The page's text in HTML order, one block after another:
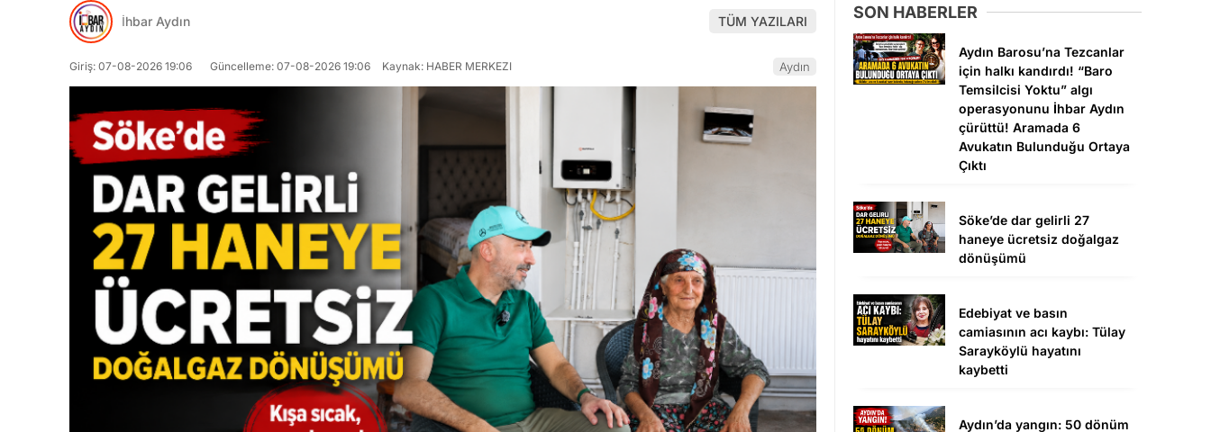
İhbar Aydın TÜM YAZILARI
Giriş: 07-08-2026 19:06 Güncelleme: 07-08-2026 19:06 Kaynak: HABER MERKEZI Aydın
SON HABERLER
Aydın Barosu’na Tezcanlar
için halkı kandırdı! “Baro
Temsilcisi Yoktu” algı
operasyonunu İhbar Aydın
çürüttü! Aramada 6
Avukatın Bulunduğu Ortaya
Çıktı
Söke’de dar gelirli 27
haneye ücretsiz doğalgaz
dönüşümü
Edebiyat ve basın
camiasının acı kaybı: Tülay
Sarayköylü hayatını
kaybetti
Aydın’da yangın: 50 dönüm